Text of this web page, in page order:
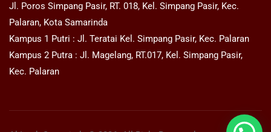
Jl. Poros Simpang Pasir, RT. 018, Kel. Simpang Pasir, Kec.
Palaran, Kota Samarinda
Kampus 1 Putri : Jl. Teratai Kel. Simpang Pasir, Kec. Palaran
Kampus 2 Putra : Jl. Magelang, RT.017, Kel. Simpang Pasir,
Kec. Palaran